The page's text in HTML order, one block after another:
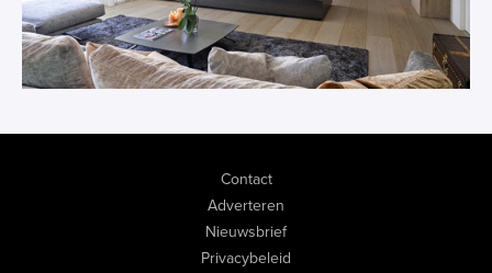
Contact
Adverteren
Nieuwsbrief
Privacybeleid